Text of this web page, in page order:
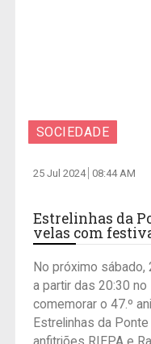
SOCIEDADE
25 Jul 2024 08:44 AM
Estrelinhas da
velas com
No próximo sábado,
a partir das 20:30
comemorar o 47.º
Estrelinhas da